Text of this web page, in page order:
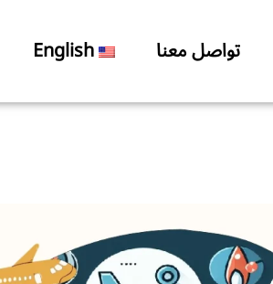
تواصل معنا English